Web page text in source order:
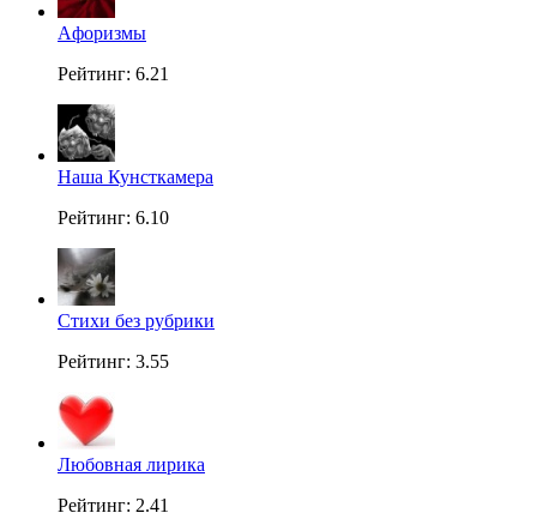
Aфоризмы
Рейтинг: 6.21
Наша Кунсткамера
Рейтинг: 6.10
Стихи без рубрики
Рейтинг: 3.55
Любовная лирика
Рейтинг: 2.41